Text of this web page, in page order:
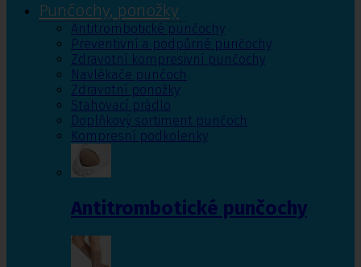
Punčochy, ponožky
Antitrombotické punčochy
Preventivní a podpůrné punčochy
Zdravotní kompresivní punčochy
Navlékače punčoch
Zdravotní ponožky
Stahovací prádlo
Doplňkový sortiment punčoch
Kompresní podkolenky
Antitrombotické punčochy